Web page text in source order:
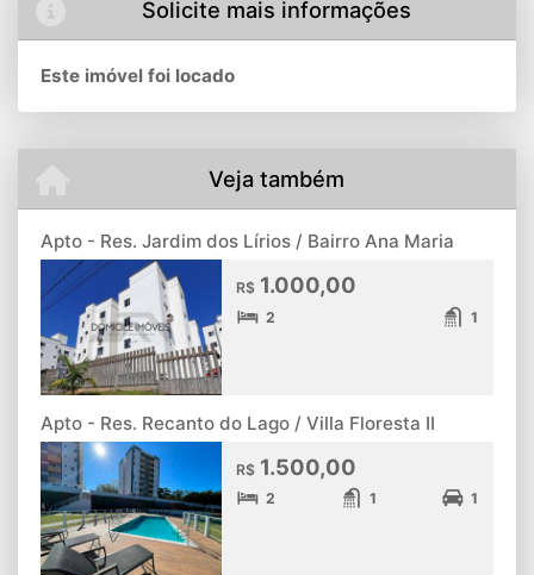
Solicite mais informações
Este imóvel foi locado
Veja também
Apto - Res. Jardim dos Lírios / Bairro Ana Maria
R$ 1.000,00
2 1
Apto - Res. Recanto do Lago / Villa Floresta II
R$ 1.500,00
2 1 1